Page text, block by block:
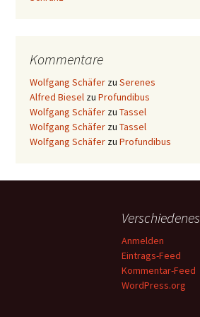
Kommentare
Wolfgang Schäfer zu Serenes
Alfred Biesel zu Profundibus
Wolfgang Schäfer zu Tassel
Wolfgang Schäfer zu Tassel
Wolfgang Schäfer zu Profundibus
Verschiedenes
Anmelden
Eintrags-Feed
Kommentar-Feed
WordPress.org